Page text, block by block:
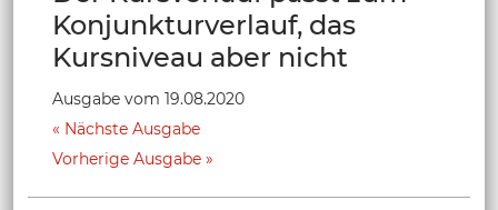
Konjunkturverlauf, das
Kursniveau aber nicht
Ausgabe vom 19.08.2020
Nächste Ausgabe
Vorherige Ausgabe